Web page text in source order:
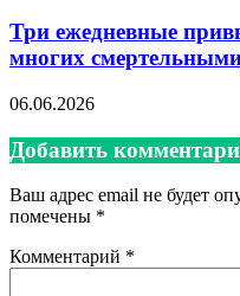
Три ежедневные
многих
06.06.2026
Добавить
Ваш адрес email не будет
помечены *
Комментарий *